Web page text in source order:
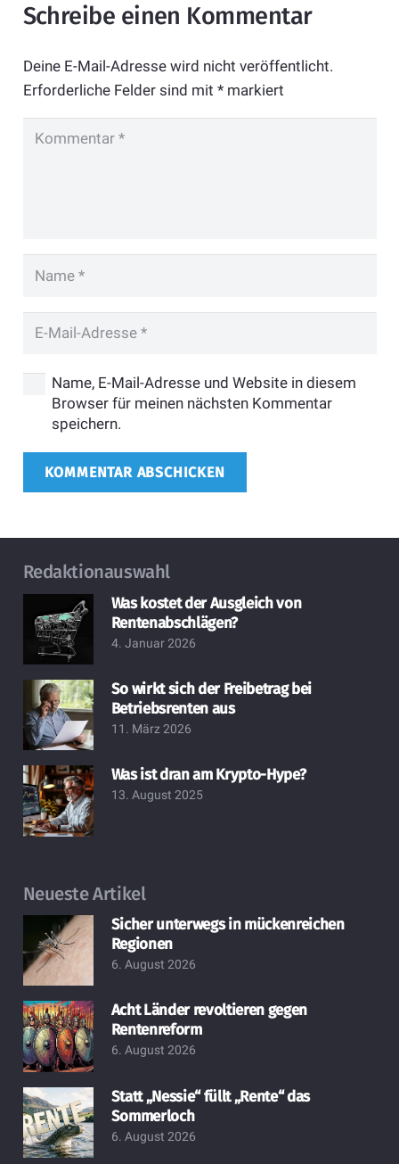
Schreibe einen Kommentar
Deine E-Mail-Adresse wird nicht veröffentlicht.
Erforderliche Felder sind mit *markiert
Name, E-Mail-Adresse und Website in diesem
Browser für meinen nächsten Kommentar
speichern.
KOMMENTAR ABSCHICKEN
Redaktionauswahl
Was kostet der Ausgleich von
Rentenabschlägen?
4. Januar 2026
So wirkt sich der Freibetrag bei
Betriebsrenten aus
11. März 2026
Was ist dran am Krypto-Hype?
13. August 2025
Neueste Artikel
Sicher unterwegs in mückenreichen
Regionen
6. August 2026
Acht Länder revoltieren gegen
Rentenreform
6. August 2026
Statt „Nessie“ füllt „Rente“ das
Sommerloch
6. August 2026